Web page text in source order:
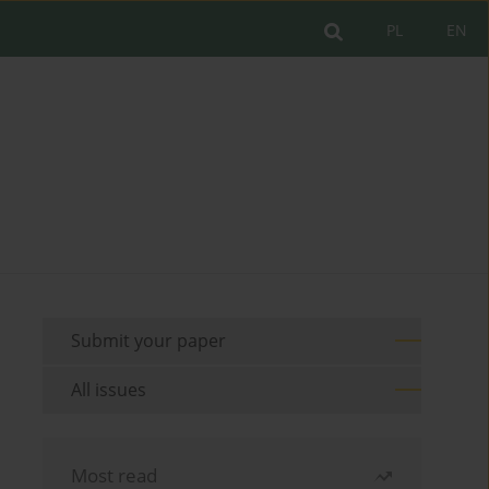
EN
PL
Submit your paper
All issues
Most read